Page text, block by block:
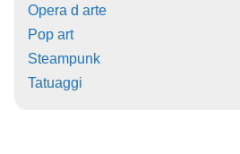
Opera d arte
Pop art
Steampunk
Tatuaggi